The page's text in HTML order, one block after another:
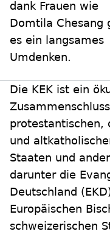
dank Frauen wie
Domtila Chesang
es ein langsames
Umdenken.
Die KEK ist ein
protestantischen,
und
Staaten und
darunter die
Deutschland
Europäischen
schweizerischen